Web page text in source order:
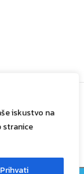
iskustvo na
stranice
Prihvati